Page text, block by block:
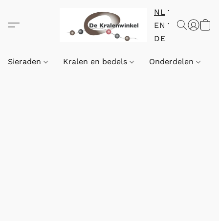
NL
EN
DE
Sieraden Kralen en bedels Onderdelen